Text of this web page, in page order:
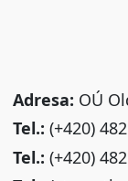
Adresa: OÚ
Tel.: (+420)
Tel.: (+420)